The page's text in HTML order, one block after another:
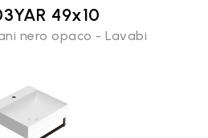
49x10
nero opaco - Lavabi